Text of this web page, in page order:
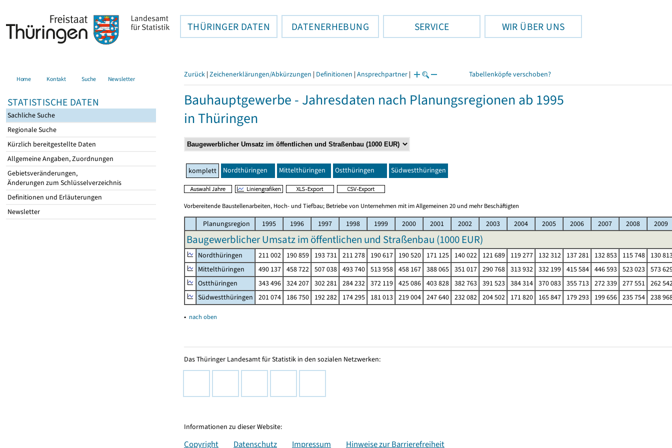
THÜRINGER DATEN DATENERHEBUNG SERVICE WIR ÜBER UNS
Home Kontakt Suche Newsletter
STATISTISCHE DATEN
Sachliche Suche
Regionale Suche
Kürzlich bereitgestellte Daten
Allgemeine Angaben, Zuordnungen
Gebietsveränderungen,
Änderungen zum Schlüsselverzeichnis
Definitionen und Erläuterungen
Newsletter
Zurück | Zeichenerklärungen/Abkürzungen | Definitionen | Ansprechpartner | Tabellenköpfe verschoben?
Bauhauptgewerbe - Jahresdaten nach Planungsregionen ab 1995
in Thüringen
komplett Nordthüringen Mittelthüringen Ostthüringen Südwestthüringen
Vorbereitende Baustellenarbeiten, Hoch- und Tiefbau; Betriebe von Unternehmen mit im Allgemeinen 20 und mehr Beschäftigten
Planungsregion 1995 1996 1997 1998 1999 2000 2001 2002 2003 2004 2005 2006 2007 2008 2009
Baugewerblicher Umsatz im öffentlichen und Straßenbau (1000 EUR)
Nordthüringen 211 002 190 859 193 731 211 278 190 617 190 520 171 125 140 022 121 689 119 277 132 312 137 281 132 853 115 748
130
Mittelthüringen
490 137 458 722 507 038 493 740 513 958 458 167 388 065 351 017 290 768 313 932 332 199 415 584 446 593 523 023 573
Ostthüringen
343 496 324 207 302 281 284 232 372 119 425 086 403 828 382 763 391 523 384 314 370 083 355 713 272 339 277 551 262
Südwestthüringen
201 074 186 750 192 282 174 295 181 013 219 004 247 640 232 082 204 502 171 820 165 847 179 293 199 656 235 754 238
▴ nach oben
Das Thüringer Landesamt für Statistik in den sozialen Netzwerken:
Informationen zu dieser Website:
Copyright Datenschutz Impressum Hinweise zur Barrierefreiheit